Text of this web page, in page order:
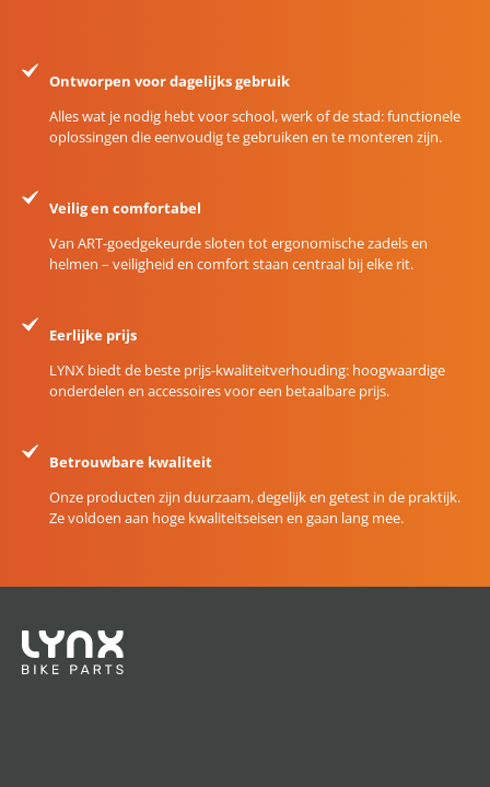
Ontworpen voor dagelijks gebruik
Alles wat je nodig hebt voor school, werk of de stad: functionele
oplossingen die eenvoudig te gebruiken en te monteren zijn.
Veilig en comfortabel
Van ART-goedgekeurde sloten tot ergonomische zadels en
helmen – veiligheid en comfort staan centraal bij elke rit.
Eerlijke prijs
LYNX biedt de beste prijs-kwaliteitverhouding: hoogwaardige
onderdelen en accessoires voor een betaalbare prijs.
Betrouwbare kwaliteit
Onze producten zijn duurzaam, degelijk en getest in de praktijk.
Ze voldoen aan hoge kwaliteitseisen en gaan lang mee.